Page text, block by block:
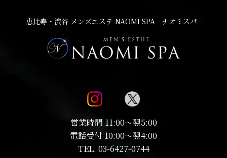
恵比寿・渋谷 メンズエステ NAOMI SPA - ナオミスパ -
営業時間 11:00～翌5:00
電話受付 10:00～翌4:00
TEL. 03-6427-0744